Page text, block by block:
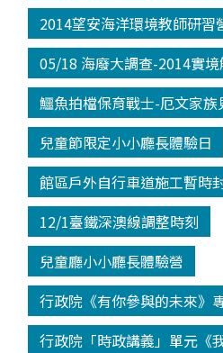
2014望安海洋環境教師研習
05/18 海廢大調查-2014實
鱷魚拍檔保育戰士-厄文家族
兒童節限定小小廳長體驗日
館區戶外自行車道施工暫時
12/1臺鐵深澳線調整時刻
兒童廳小小廳長體驗營
行政院《有你參與的未來》
行政院「時政講義」單元《